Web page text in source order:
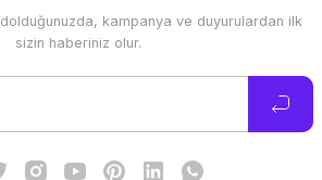
bozuk veya görüntülenemiyor.
kampanya ve duyurulardan ilk
sizin haberiniz olur.